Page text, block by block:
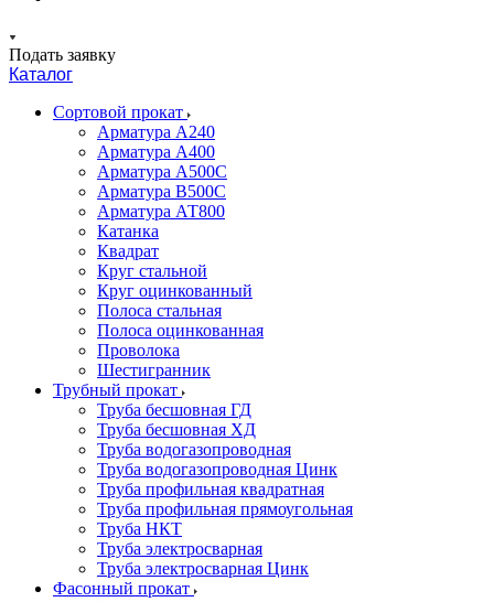
Подать заявку
Каталог
Сортовой прокат
Арматура А240
Арматура А400
Арматура А500C
Арматура В500С
Арматура АТ800
Катанка
Квадрат
Круг стальной
Круг оцинкованный
Полоса стальная
Полоса оцинкованная
Проволока
Шестигранник
Трубный прокат
Труба бесшовная ГД
Труба бесшовная ХД
Труба водогазопроводная
Труба водогазопроводная Цинк
Труба профильная квадратная
Труба профильная прямоугольная
Труба НКТ
Труба электросварная
Труба электросварная Цинк
Фасонный прокат